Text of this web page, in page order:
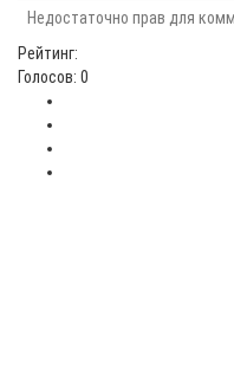
Недостаточно прав для
Рейтинг:
Голосов: 0